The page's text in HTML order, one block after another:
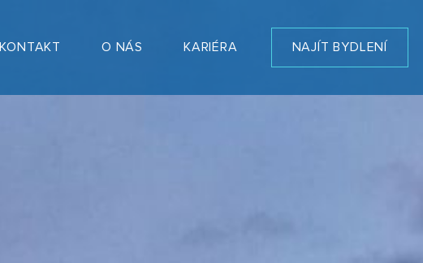
KONTAKT O NÁS KARIÉRA NAJÍT BYDLENÍ